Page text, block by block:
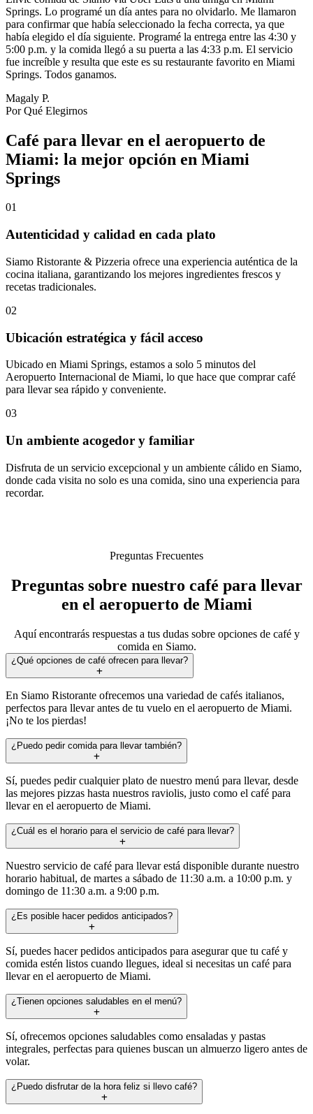
Springs. Lo programé un día antes para no olvidarlo. Me llamaron
para confirmar que había seleccionado la fecha correcta, ya que
había elegido el día siguiente. Programé la entrega entre las 4:30 y
5:00 p.m. y la comida llegó a su puerta a las 4:33 p.m. El servicio
fue increíble y resulta que este es su restaurante favorito en Miami
Springs. Todos ganamos.
Magaly P.
Por Qué Elegirnos
Café para llevar en el aeropuerto de
Miami: la mejor opción en Miami
Springs
01
Autenticidad y calidad en cada plato
Siamo Ristorante & Pizzeria ofrece una experiencia auténtica de la
cocina italiana, garantizando los mejores ingredientes frescos y
recetas tradicionales.
02
Ubicación estratégica y fácil acceso
Ubicado en Miami Springs, estamos a solo 5 minutos del
Aeropuerto Internacional de Miami, lo que hace que comprar café
para llevar sea rápido y conveniente.
03
Un ambiente acogedor y familiar
Disfruta de un servicio excepcional y un ambiente cálido en Siamo,
donde cada visita no solo es una comida, sino una experiencia para
recordar.
Preguntas Frecuentes
Preguntas sobre nuestro café para llevar
en el aeropuerto de Miami
Aquí encontrarás respuestas a tus dudas sobre opciones de café y
comida en Siamo.
¿Qué opciones de café ofrecen para llevar?
En Siamo Ristorante ofrecemos una variedad de cafés italianos,
perfectos para llevar antes de tu vuelo en el aeropuerto de Miami.
¡No te los pierdas!
¿Puedo pedir comida para llevar también?
Sí, puedes pedir cualquier plato de nuestro menú para llevar, desde
las mejores pizzas hasta nuestros raviolis, justo como el café para
llevar en el aeropuerto de Miami.
¿Cuál es el horario para el servicio de café para llevar?
Nuestro servicio de café para llevar está disponible durante nuestro
horario habitual, de martes a sábado de 11:30 a.m. a 10:00 p.m. y
domingo de 11:30 a.m. a 9:00 p.m.
¿Es posible hacer pedidos anticipados?
Sí, puedes hacer pedidos anticipados para asegurar que tu café y
comida estén listos cuando llegues, ideal si necesitas un café para
llevar en el aeropuerto de Miami.
¿Tienen opciones saludables en el menú?
Sí, ofrecemos opciones saludables como ensaladas y pastas
integrales, perfectas para quienes buscan un almuerzo ligero antes de
volar.
¿Puedo disfrutar de la hora feliz si llevo café?